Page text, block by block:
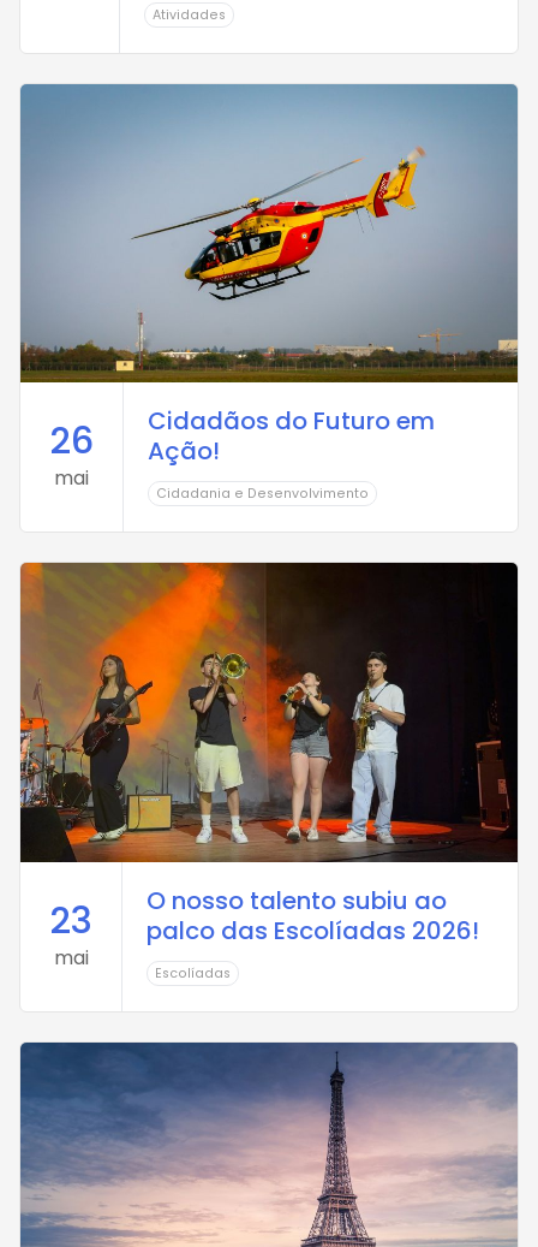
Atividades
26
mai
Cidadãos do Futuro em
Ação!
Cidadania e Desenvolvimento
23
mai
O nosso talento subiu ao
palco das Escolíadas 2026!
Escolíadas